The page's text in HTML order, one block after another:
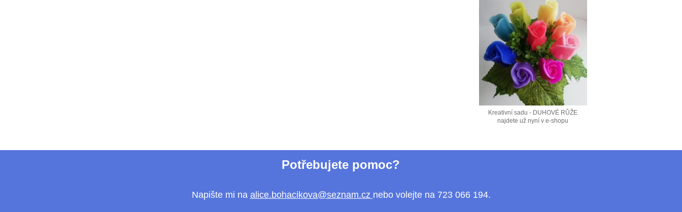
Kreativní sadu - DUHOVÉ RŮŽE
najdete už nyní v e-shopu
Potřebujete pomoc?
Napište mi na alice.bohacikova@seznam.cz nebo volejte na 723 066 194.